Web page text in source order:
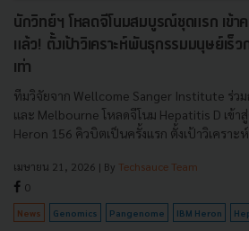
นักวิทย์ฯ โหลดจีโนมสมบูรณ์ชุดแรก เข้า
แล้ว! ตั้งเป้าวิเคราะห์พันธุกรรมมนุษย์เร็ว
เท่า
ทีมวิจัยจาก Wellcome Sanger Institute ร่ว
และ Melbourne โหลดจีโนม Hepatitis D เข้
Heron 156 คิวบิตเป็นครั้งแรก ตั้งเป้าวิเคราะห์
เมษายน 21, 2026 | By Techsauce Team
0
News Genomics Pangenome IBM Heron